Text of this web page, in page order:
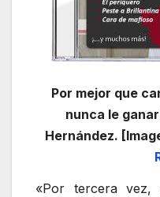
Por mejor que
nunca le
Hernández.
«Por tercera